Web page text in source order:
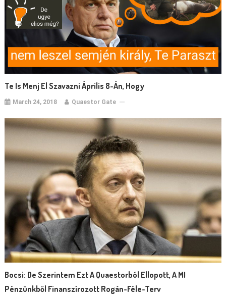
Te Is Menj El Szavazni Április 8-Án, Hogy
March 24, 2018 Quaestor Gate
Bocsi: De Szerintem Ezt A Quaestorból Ellopott, A MI
Pénzünkből Finanszírozott Rogán-Féle-Terv